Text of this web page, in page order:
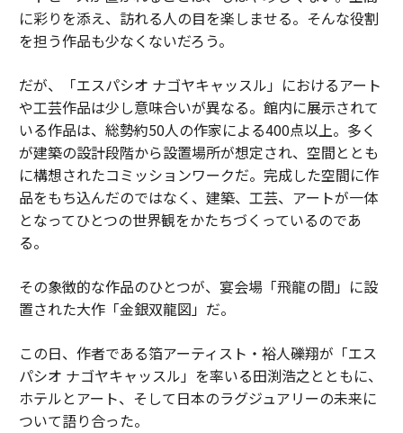
に彩りを添え、訪れる人の目を楽しませる。そんな役割
を担う作品も少なくないだろう。
だが、「エスパシオ ナゴヤキャッスル」におけるアート
や工芸作品は少し意味合いが異なる。館内に展示されて
いる作品は、総勢約50人の作家による400点以上。多く
が建築の設計段階から設置場所が想定され、空間ととも
に構想されたコミッションワークだ。完成した空間に作
品をもち込んだのではなく、建築、工芸、アートが一体
となってひとつの世界観をかたちづくっているのであ
る。
その象徴的な作品のひとつが、宴会場「飛龍の間」に設
置された大作「金銀双龍図」だ。
この日、作者である箔アーティスト・裕人礫翔が「エス
パシオ ナゴヤキャッスル」を率いる田渕浩之とともに、
ホテルとアート、そして日本のラグジュアリーの未来に
ついて語り合った。